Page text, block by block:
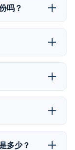
上的Pre-IPO
吗？
或在
的投资意向。
经纪交易商，
投资。
份流动性低，
在确定的退出
在融资轮次之
其财务顾问并
市场平台从现有
）处购买股
，代表双方处
级市场将股份出
被收购。两
多少？